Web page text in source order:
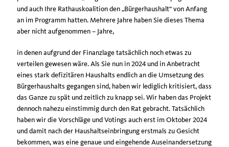
und auch Ihre Rathauskoalition den „Bürgerhaushalt“ von Anfang
an im Programm hatten. Mehrere Jahre haben Sie dieses Thema
aber nicht aufgenommen – Jahre,
in denen aufgrund der Finanzlage tatsächlich noch etwas zu
verteilen gewesen wäre. Als Sie nun in 2024 und in Anbetracht
eines stark defizitären Haushalts endlich an die Umsetzung des
Bürgerhaushalts gegangen sind, haben wir lediglich kritisiert, dass
das Ganze zu spät und zeitlich zu knapp sei. Wir haben das Projekt
dennoch nahezu einstimmig durch den Rat gebracht. Tatsächlich
haben wir die Vorschläge und Votings auch erst im Oktober 2024
und damit nach der Haushaltseinbringung erstmals zu Gesicht
bekommen, was eine genaue und eingehende Auseinandersetzung